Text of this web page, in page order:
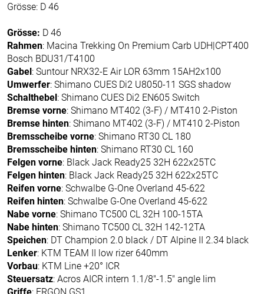
Grösse: D 46
Grösse: D 46
Rahmen: Macina Trekking On Premium Carb UDH|CPT400
Bosch BDU31/T4100
Gabel: Suntour NRX32-E Air LOR 63mm 15AH2x100
Umwerfer: Shimano CUES Di2 U8050-11 SGS shadow
Schalthebel: Shimano CUES Di2 EN605 Switch
Bremse vorne: Shimano MT402 (3-F) / MT410 2-Piston
Bremse hinten: Shimano MT402 (3-F) / MT410 2-Piston
Bremsscheibe vorne: Shimano RT30 CL 180
Bremsscheibe hinten: Shimano RT30 CL 160
Felgen vorne: Black Jack Ready25 32H 622x25TC
Felgen hinten: Black Jack Ready25 32H 622x25TC
Reifen vorne: Schwalbe G-One Overland 45-622
Reifen hinten: Schwalbe G-One Overland 45-622
Nabe vorne: Shimano TC500 CL 32H 100-15TA
Nabe hinten: Shimano TC500 CL 32H 142-12TA
Speichen: DT Champion 2.0 black / DT Alpine II 2.34 black
Lenker: KTM TEAM II low rizer 640mm
Vorbau: KTM Line +20° ICR
Steuersatz: Acros AICR intern 1.1/8"-1.5" angle lim